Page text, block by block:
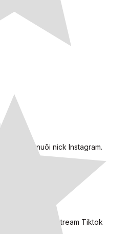
bình luận livestream Tiktok
nhắn tin, nuôi nick Instagram.